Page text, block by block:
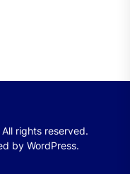
All rights reserved.
by WordPress.